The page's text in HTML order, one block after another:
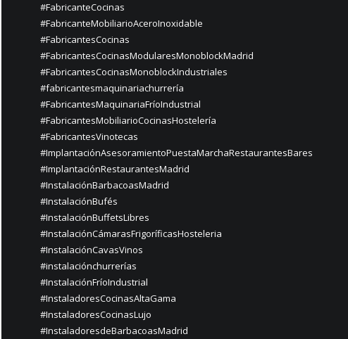
#FabricanteCocinas
#FabricanteMobiliarioAceroInoxidable
#FabricantesCocinas
#FabricantesCocinasModularesMonoblockMadrid
#FabricantesCocinasMonoblockIndustriales
#fabricantesmaquinariachurrería
#FabricantesMaquinariaFríoIndustrial
#FabricantesMobiliarioCocinasHostelería
#FabricantesVinotecas
#ImplantaciónAsesoramientoPuestaMarchaRestaurantesBares
#ImplantaciónRestaurantesMadrid
#InstalaciónBarbacoasMadrid
#InstalaciónBufés
#InstalaciónBuffetsLibres
#InstalaciónCámarasFrigoríficasHosteleria
#InstalaciónCavasVinos
#instalaciónchurrerías
#InstalaciónFríoIndustrial
#InstaladoresCocinasAltaGama
#InstaladoresCocinasLujo
#InstaladoresdeBarbacoasMadrid